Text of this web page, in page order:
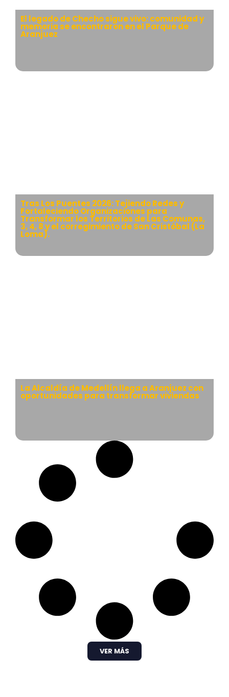
El legado de Checho sigue vivo: comunidad y
memoria se encontraron en el Parque de
Aranjuez
Tras Los Puentes 2026: Tejiendo Redes y
Fortaleciendo Organizaciones para
Transformar los Territorios de Las Comunas,
3, 4, 8 y el corregimiento de San Cristóbal (La
Loma).
La Alcaldía de Medellín llega a Aranjuez con
oportunidades para transformar viviendas
VER MÁS